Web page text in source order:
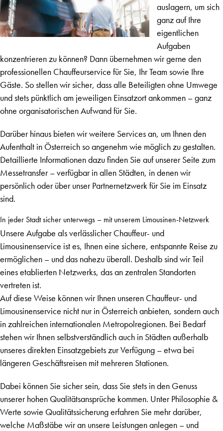
auslagern, um sich
ganz auf Ihre
eigentlichen
Aufgaben
konzentrieren zu können? Dann übernehmen wir gerne den
professionellen Chauffeurservice für Sie, Ihr Team sowie Ihre
Gäste. So stellen wir sicher, dass alle Beteiligten ohne Umwege
und stets pünktlich am jeweiligen Einsatzort ankommen – ganz
ohne organisatorischen Aufwand für Sie.
Darüber hinaus bieten wir weitere Services an, um Ihnen den
Aufenthalt in Österreich so angenehm wie möglich zu gestalten.
Detaillierte Informationen dazu finden Sie auf unserer Seite zum
Messetransfer– verfügbar in allen Städten, in denen wir
persönlich oder über unser Partnernetzwerk für Sie im Einsatz
sind.
In jeder Stadt sicher unterwegs – mit unserem Limousinen-Netzwerk
Unsere Aufgabe als verlässlicher Chauffeur- und
Limousinenservice ist es, Ihnen eine sichere, entspannte Reise zu
ermöglichen – und das nahezu überall. Deshalb sind wir Teil
eines etablierten Netzwerks, das an zentralen Standorten
vertreten ist.
Auf diese Weise können wir Ihnen unseren Chauffeur- und
Limousinenservice nicht nur in Österreich anbieten, sondern auch
in zahlreichen internationalen Metropolregionen. Bei Bedarf
stehen wir Ihnen selbstverständlich auch in Städten außerhalb
unseres direkten Einsatzgebiets zur Verfügung – etwa bei
längeren Geschäftsreisen mit mehreren Stationen.
Dabei können Sie sicher sein, dass Sie stets in den Genuss
unserer hohen Qualitätsansprüche kommen. UnterPhilosophie &
Werte sowie Qualitätssicherungerfahren Sie mehr darüber,
welche Maßstäbe wir an unsere Leistungen anlegen – und